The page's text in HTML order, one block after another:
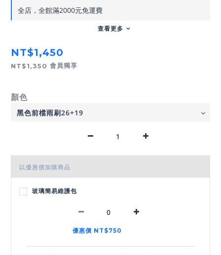
全店，全館滿2000元免運費
查看更多
NT$1,450
NT$1,350 會員獨享
顏色
以優惠價加購商品
玻璃簡易維護包
優惠價 NT$750